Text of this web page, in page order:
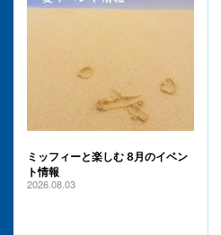
ミッフィーと楽しむ 8月のイベン
ト情報
2026.08.03